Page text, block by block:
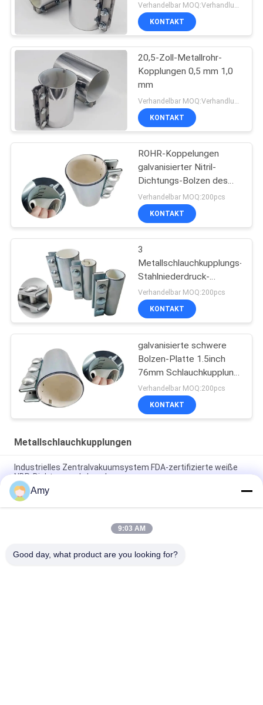
Verhandelbar MOQ:Verhandlung
KONTAKT
20,5-Zoll-Metallrohr-
Kopplungen 0,5 mm 1,0
mm
KONTAKT
ROHR-Koppelungen
galvanisierter Nitril-
Dichtungs-Bolzen des
Niederdruck-Fehlschlag-
1.5inch Stahl
Verhandelbar MOQ:200pcs
KONTAKT
3
Metallschlauchkupplungs-
Stahlniederdruck-
materielles
des Bolzen-3
Verhandelbar MOQ:200pcs
KONTAKT
galvanisierte schwere
Bolzen-Platte 1.5inch
76mm Schlauchkupplung
mit Neopren-Dichtung
Verhandelbar MOQ:200pcs
KONTAKT
Metallschlauchkupplungen
Industrielles Zentralvakuumsystem FDA-zertifizierte weiße
NBR-Dichtungsrohrkupplung
Schlauchklemme 430 Metallrohrkopplung aus Edelstahl mit
SBR-Gasketkopplungsklemme
Niederdruck-Pneumatische Übertragungsrohrkopplung mit
Amy
9:03 AM
Good day, what product are you looking for?